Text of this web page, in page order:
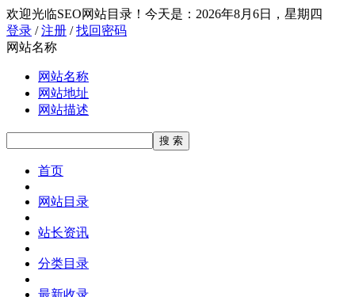
欢迎光临SEO网站目录！ 今天是：2026年8月6日，星期四
登录 /注册 /找回密码
网站名称
网站名称
网站地址
网站描述
首页
网站目录
站长资讯
分类目录
最新收录